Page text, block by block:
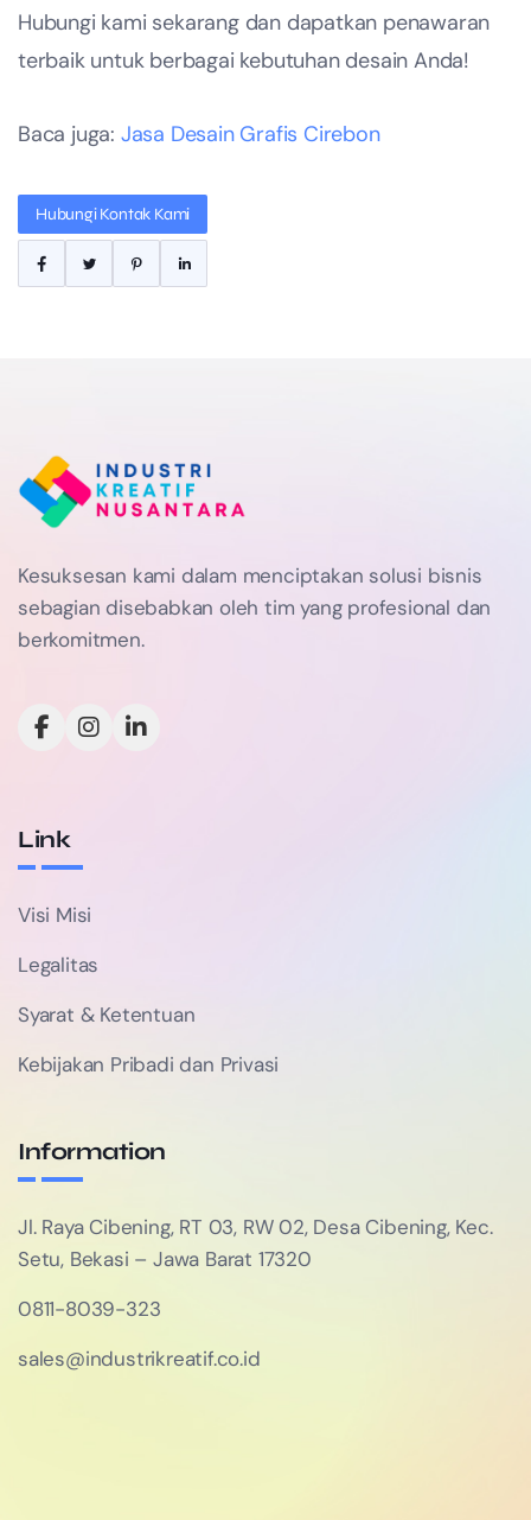
Hubungi kami sekarang dan dapatkan penawaran
terbaik untuk berbagai kebutuhan desain Anda!
Baca juga: Jasa Desain Grafis Cirebon
Hubungi Kontak Kami
Kesuksesan kami dalam menciptakan solusi bisnis
sebagian disebabkan oleh tim yang profesional dan
berkomitmen.
Link
Visi Misi
Legalitas
Syarat & Ketentuan
Kebijakan Pribadi dan Privasi
Information
Jl. Raya Cibening, RT 03, RW 02, Desa Cibening, Kec.
Setu, Bekasi – Jawa Barat 17320
0811-8039-323
sales@industrikreatif.co.id